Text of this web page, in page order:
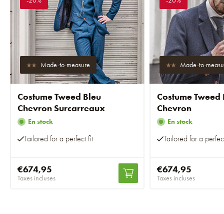
Made-to-measure
Costume Tweed Bleu
Chevron Surcarreaux
En stock
Tailored for a perfect fit
€674,95
Taxes incluses
Made-to-
Costume
Chevron
En stock
Tailored for a
€674,95
Taxes incluses